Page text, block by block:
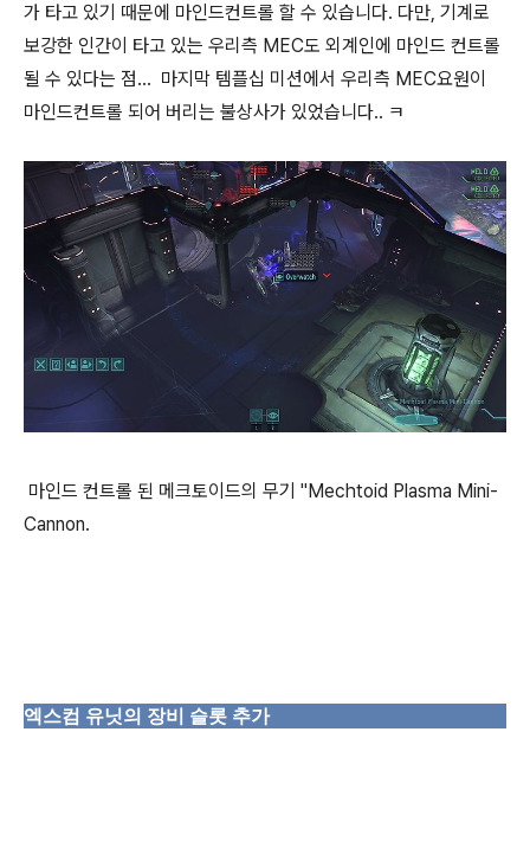
가 타고 있기 때문에 마인드컨트롤 할 수 있습니다. 다만, 기계로
보강한 인간이 타고 있는 우리측 MEC도 외계인에 마인드 컨트롤
될 수 있다는 점... 마지막 템플십 미션에서 우리측 MEC요원이
마인드컨트롤 되어 버리는 불상사가 있었습니다.. ㅋ
마인드 컨트롤 된 메크토이드의 무기 "Mechtoid Plasma Mini-
Cannon.
엑스컴 유닛의 장비 슬롯 추가